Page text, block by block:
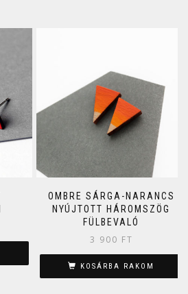
OMBRE SÁRGA-NARANCS
NYÚJTOTT HÁROMSZÖG
FÜLBEVALÓ
3 900 FT
KOSÁRBA RAKOM